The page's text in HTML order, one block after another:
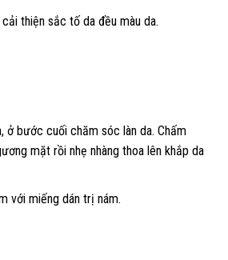
thiện sắc tố da đều màu da.
ở bước cuối chăm sóc làn da. Chấm
mặt rồi nhẹ nhàng thoa lên khắp da
với miếng dán trị nám.